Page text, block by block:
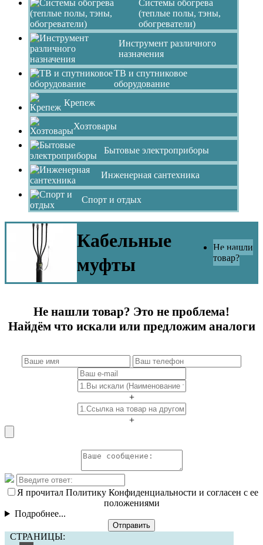
Системы обогрева
(теплые полы, тэны,
обогреватели)
Инструмент различного
назначения
ТВ и спутниковое
оборудование
Крепеж
Хозтовары
Бытовые электроприборы
Инженерная сантехника
Спорт и отдых
Кабельные
муфты
Не нашли
товар?
Не нашли товар? Это не проблема!
Найдём что искали или предложим аналоги
+
+
Я прочитал Политику Конфиденциальности и согласен с ее
положениями
Подробнее...
Отправить
СТРАНИЦЫ: